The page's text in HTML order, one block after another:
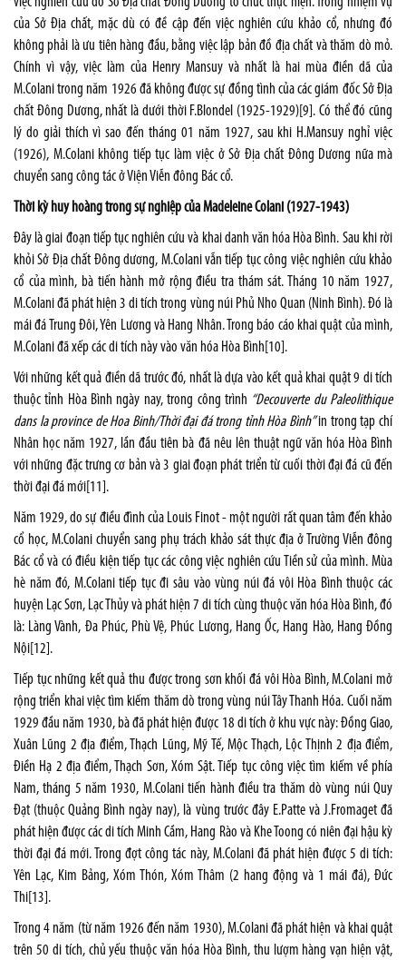
của Sở Địa chất, mặc dù có đề cập đến việc nghiên cứu khảo cổ, nhưng đó
không phải là ưu tiên hàng đầu, bằng việc lập bản đồ địa chất và thăm dò mỏ.
Chính vì vậy, việc làm của Henry Mansuy và nhất là hai mùa điền dã của
M.Colani trong năm 1926 đã không được sự đồng tình của các giám đốc Sở Địa
chất Đông Dương, nhất là dưới thời F.Blondel (1925-1929) [9] . Có thể đó cũng
lý do giải thích vì sao đến tháng 01 năm 1927, sau khi H.Mansuy nghỉ việc
(1926), M.Colani không tiếp tục làm việc ở Sở Địa chất Đông Dương nữa mà
chuyển sang công tác ở Viện Viễn đông Bác cổ.
Thời kỳ huy hoàng trong sự nghiệp củaMadeleine Colani (1927-1943)
Đây là giai đoạn tiếp tục nghiên cứu và khai danh văn hóa Hòa Bình. Sau khi rời
khỏi Sở Địa chất Đông dương, M.Colani vẫn tiếp tục công việc nghiên cứu khảo
cổ của mình, bà tiến hành mở rộng điều tra thám sát. Tháng 10 năm 1927,
M.Colani đã phát hiện 3 di tích trong vùng núi Phủ Nho Quan (Ninh Bình). Đó là
mái đá Trung Đôi, Yên Lương và Hang Nhân. Trong báo cáo khai quật của mình,
M.Colani đã xếp các di tích này vào văn hóa Hòa Bình [10] .
Với những kết quả điền dã trước đó, nhất là dựa vào kết quả khai quật 9 di tích
thuộc tỉnh Hòa Bình ngày nay, trong công trình “Decouverte du Paleolithique
dans la province de Hoa Binh/Thời đại đá trong tỉnh Hòa Bình”in trong tạp chí
Nhân học năm 1927, lần đầu tiên bà đã nêu lên thuật ngữ văn hóa Hòa Bình
với những đặc trưng cơ bản và 3 giai đoạn phát triển từ cuối thời đại đá cũ đến
thời đại đá mới [11] .
Năm 1929, do sự điều đình của Louis Finot - một người rất quan tâm đến khảo
cổ học, M.Colani chuyển sang phụ trách khảo sát thực địa ở Trường Viễn đông
Bác cổ và có điều kiện tiếp tục các công việc nghiên cứu Tiền sử của mình. Mùa
hè năm đó, M.Colani tiếp tục đi sâu vào vùng núi đá vôi Hòa Bình thuộc các
huyện Lạc Sơn, Lạc Thủy và phát hiện 7 di tích cùng thuộc văn hóa Hòa Bình, đó
là: Làng Vành, Đa Phúc, Phù Vệ, Phúc Lương, Hang Ốc, Hang Hào, Hang Đồng
Nội [12] .
Tiếp tục những kết quả thu được trong sơn khối đá vôi Hòa Bình, M.Colani mở
rộng triển khai việc tìm kiếm thăm dò trong vùng núi Tây Thanh Hóa. Cuối năm
1929 đầu năm 1930, bà đã phát hiện được 18 di tích ở khu vực này: Đồng Giao,
Xuân Lũng 2 địa điểm, Thạch Lũng, Mỹ Tế, Mộc Thạch, Lộc Thịnh 2 địa điểm,
Điền Hạ 2 địa điểm, Thạch Sơn, Xóm Sật. Tiếp tục công việc tìm kiếm về phía
Nam, tháng 5 năm 1930, M.Colani tiến hành điều tra thăm dò vùng núi Quy
Đạt (thuộc Quảng Bình ngày nay), là vùng trước đây E.Patte và J.Fromaget đã
phát hiện được các di tích Minh Cầm, Hang Rào và Khe Toong có niên đại hậu kỳ
thời đại đá mới. Trong đợt công tác này, M.Colani đã phát hiện được 5 di tích:
Yên Lạc, Kim Bảng, Xóm Thón, Xóm Thâm (2 hang động và 1 mái đá), Đức
Thi [13] .
Trong 4 năm (từ năm 1926 đến năm 1930), M.Colani đã phát hiện và khai quật
trên 50 di tích, chủ yếu thuộc văn hóa Hòa Bình, thu lượm hàng vạn hiện vật,